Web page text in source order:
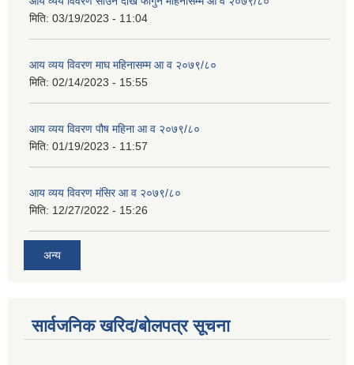
मिति: 03/19/2023 - 11:04
आय व्यय विवरण माघ महिनासम्म आ व २०७९/८०
मिति: 02/14/2023 - 15:55
आय व्यय विवरण पौष महिना आ व २०७९/८०
मिति: 01/19/2023 - 11:57
आय व्यय विवरण मंसिर आ व २०७९/८०
मिति: 12/27/2022 - 15:26
अन्य
सार्वजनिक खरिद/बोलपत्र सूचना